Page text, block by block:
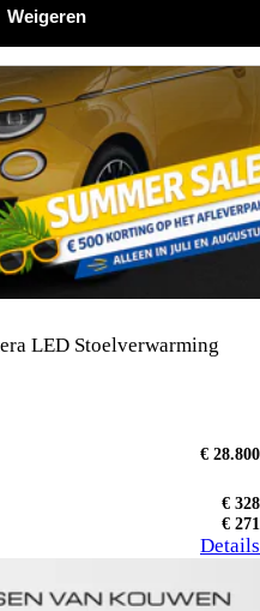
Weigeren
LED Stoelverwarming
€ 28.800
€ 328
€ 271
Details